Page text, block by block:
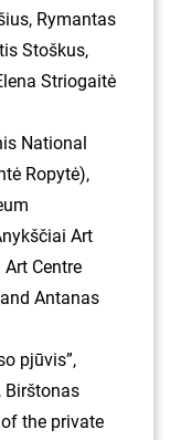
Rymantas
Stoškus,
Striogaitė
National
Ropytė),
Art
Art Centre
Antanas
pjūvis”,
Birštonas
the private